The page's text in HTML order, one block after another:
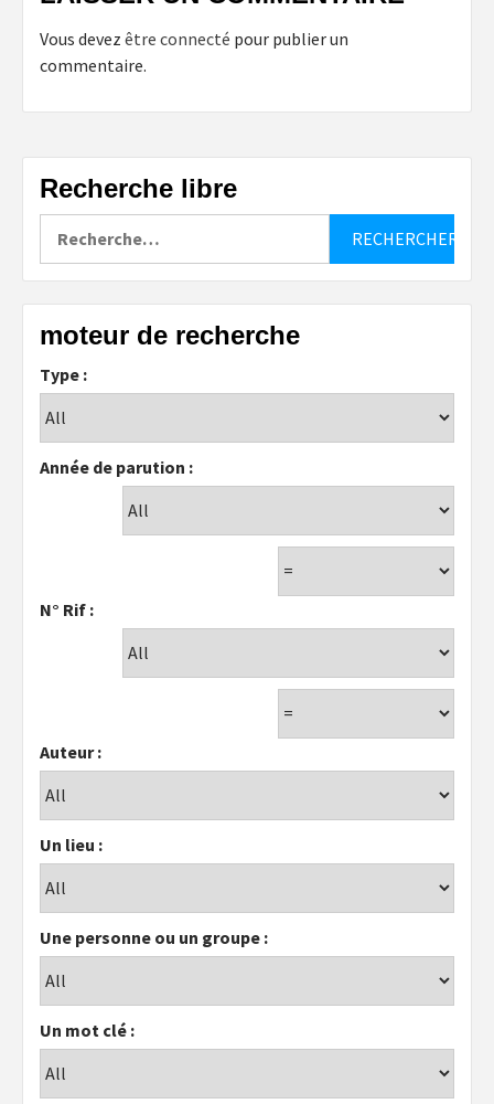
Vous devez être connecté pour publier un
commentaire.
Recherche libre
moteur de recherche
Type :
Année de parution :
N° Rif :
Auteur :
Un lieu :
Une personne ou un groupe :
Un mot clé :